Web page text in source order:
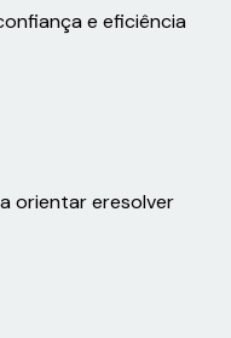
e eficiência
orientar eresolver